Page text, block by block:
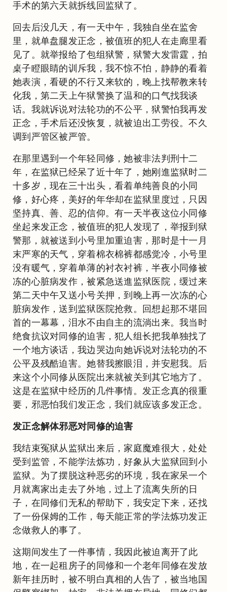
手术的第六天就拆线回监狱了。
回去后没几天，有一天中午，我独自坐在监舍
里，就单盘腿发正念，被值班的犯人在走廊里看
见了。就举报给了包组狱警，狱警大发雷霆，拍
桌子瞪眼睛的训斥我，我不惊不怕，静静的看着
她表演，看硬的不行又来软的，晚上找帮教来转
化我，第二天上午狱警换了温和的口气找我谈
话。我就诉说对法轮功的不公平，狱警怕我再发
正念，手术后还没恢复，就被迫出工劳役。不久
调到严管区被严管。
在那里遇到一个年轻同修，她被非法判刑十二
年，在监狱已经呆了近十年了，她刚進监狱时二
十多岁，现在三十出头，看着单纯善良的小同
修，好心疼，美好的年华却在监狱里度过，只因
坚持真、善、忍的信仰。有一天半夜这位小同修
坐起来发正念，被值班的犯人发现了，举报到狱
警那，就被送到小号里加重迫害，那时是十一月
末严寒的天气，穿着棉衣棉裤都感觉冷，小号里
没有暖气，穿着单薄的衬衣衬裤，半夜小同修被
冻的心脏病发作，被紧急送進监狱医院，缓过来
第二天中午又送小号关押，到晚上再一次冻的心
脏病发作，送到监狱医院抢救。回想起那不堪回
首的一幕幕，泪水不由自主的流淌出来。我当时
绝食抗议对同修的迫害，犯人组长把我单独找了
一个地方谈话，我边哭边向她诉说对法轮功的不
公平及残酷迫害。她替我擦眼泪，并安慰我。后
来这个小同修从医院出来就被关到其它地方了。
这是在监狱中经历的几件事情。发正念真的很重
要，邪恶怕我们发正念，我们就应该多发正念。
发正念解体邪恶对同修的迫害
我结束冤狱从监狱出来后，家庭魔难很大，处处
受到监管，不能学法炼功，好象从大监狱回到小
监狱。为了摆脱这种恶劣的环境，我在家呆一个
月就离家出走去了外地，过上了流离失所的日
子，在同修们无私的帮助下，我安定下来，还找
了一份保姆的工作，每天能正常的学法炼功发正
念做救人的事了。
这期间发生了一件事情，我因此被迫离开了此
地，在一起租房子的同修和一个老年同修在发放
新年挂历时，被不明白真相的人告了，被当地国